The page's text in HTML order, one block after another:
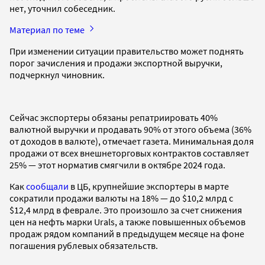
нет, уточнил собеседник.
Материал по теме
При изменении ситуации правительство может поднять
порог зачисления и продажи экспортной выручки,
подчеркнул чиновник.
Сейчас экспортеры обязаны репатриировать 40%
валютной выручки и продавать 90% от этого объема (36%
от доходов в валюте), отмечает газета. Минимальная доля
продажи от всех внешнеторговых контрактов составляет
25% — этот норматив смягчили в октябре 2024 года.
Каксообщали в ЦБ, крупнейшие экспортеры в марте
сократили продажи валюты на 18% — до $10,2 млрд с
$12,4 млрд в феврале. Это произошло за счет снижения
цен на нефть марки Urals, а также повышенных объемов
продаж рядом компаний в предыдущем месяце на фоне
погашения рублевых обязательств.